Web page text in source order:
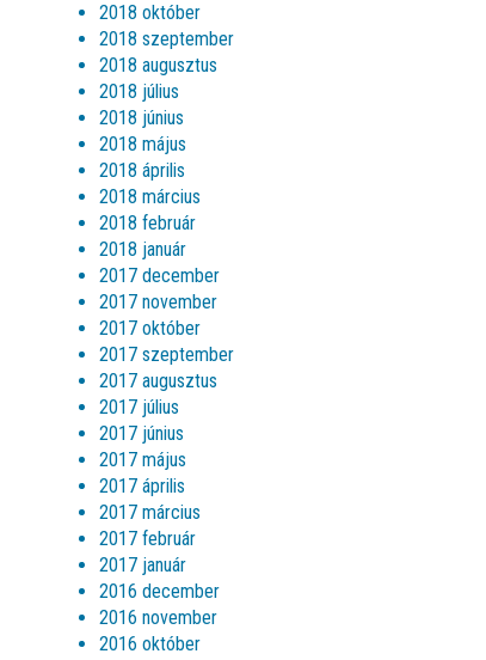
2018 október
2018 szeptember
2018 augusztus
2018 július
2018 június
2018 május
2018 április
2018 március
2018 február
2018 január
2017 december
2017 november
2017 október
2017 szeptember
2017 augusztus
2017 július
2017 június
2017 május
2017 április
2017 március
2017 február
2017 január
2016 december
2016 november
2016 október